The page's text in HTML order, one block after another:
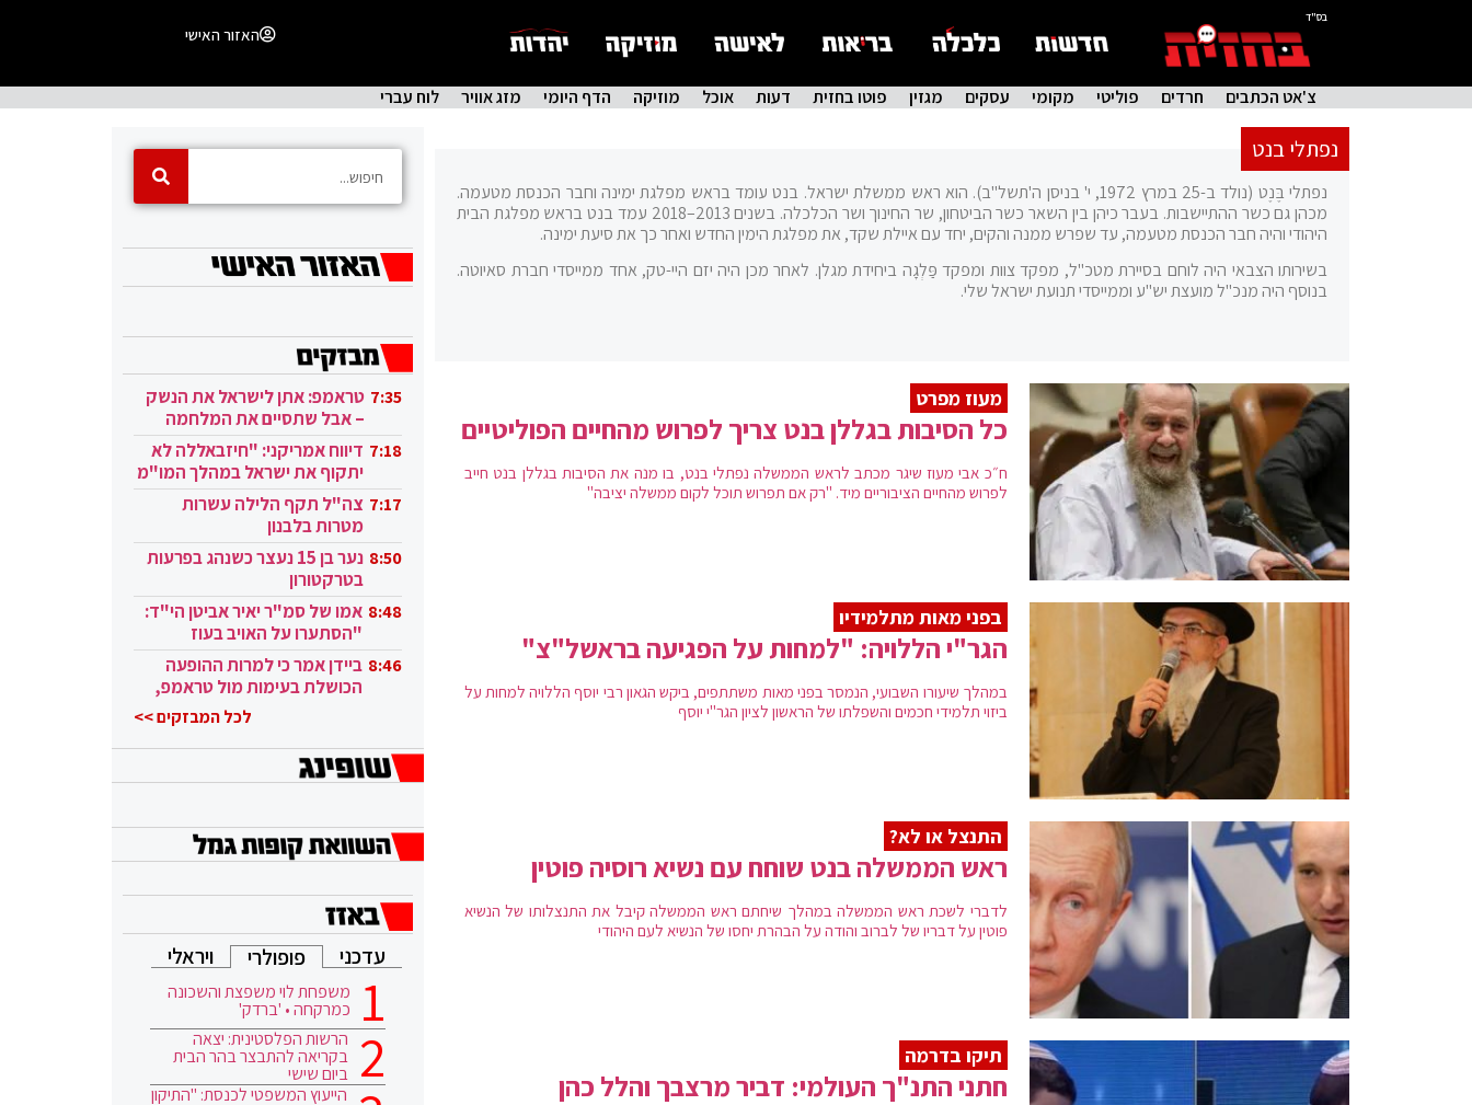
בס"ד
האזור האישי
צ'אט הכתבים חרדים פוליטי מקומי עסקים מגזין פוטו בחזית דעות אוכל מוזיקה הדף היומי מזג אוויר לוח עברי
נפתלי בנט
נפתלי בֶּנֶט (נולד ב-25 במרץ 1972, י' בניסן ה'תשל"ב). הוא ראש ממשלת ישראל. בנט עומד בראש מפלגת ימינה וחבר הכנסת מטעמה.
מכהן גם כשר ההתיישבות. בעבר כיהן בין השאר כשר הביטחון, שר החינוך ושר הכלכלה. בשנים 2013–2018 עמד בנט בראש מפלגת הבית
היהודי והיה חבר הכנסת מטעמה, עד שפרש ממנה והקים, יחד עם איילת שקד, את מפלגת הימין החדש ואחר כך את סיעת ימינה.
בשירותו הצבאי היה לוחם בסיירת מטכ"ל, מפקד צוות ומפקד פַּלְגָה ביחידת מגלן. לאחר מכן היה יזם היי-טק, אחד ממייסדי חברת סאיוטה.
בנוסף היה מנכ"ל מועצת יש"ע וממייסדי תנועת ישראל שלי.
מעוז מפרט
כל הסיבות בגללן בנט צריך לפרוש מהחיים הפוליטיים
ח״כ אבי מעוז שיגר מכתב לראש הממשלה נפתלי בנט, בו מנה את הסיבות בגללן בנט חייב
לפרוש מהחיים הציבוריים מיד. "רק אם תפרוש תוכל לקום ממשלה יציבה"
בפני מאות מתלמידיו
הגר"י הללויה: "למחות על הפגיעה בראשל"צ"
במהלך שיעורו השבועי, הנמסר בפני מאות משתתפים, ביקש הגאון רבי יוסף הללויה למחות על
ביזוי תלמידי חכמים והשפלתו של הראשון לציון הגר"י יוסף
התנצל או לא?
ראש הממשלה בנט שוחח עם נשיא רוסיה פוטין
לדברי לשכת ראש הממשלה במהלך שיחתם ראש הממשלה קיבל את התנצלותו של הנשיא
פוטין על דבריו של לברוב והודה על הבהרת יחסו של הנשיא לעם היהודי
תיקו בדרמה
חתני התנ"ך העולמי: דביר מרצבך והלל כהן
7:35 טראמפ: אתן לישראל את הנשק
– אבל שתסיים את המלחמה
בעזה 7:18 דיווח אמריקני: "חיזבאללה לא
יתקוף את ישראל במהלך המו"מ
בקטאר" 7:17 צה"ל תקף הלילה עשרות
מטרות בלבנון
8:50
נער בן 15 נעצר כשנהג בפרעות
בטרקטורון
8:48 אמו של סמ"ר יאיר אביטן הי"ד:
"הסתערו על האויב בעוז
ובגבורה" 8:46 ביידן אמר כי למרות ההופעה
הכושלת בעימות מול טראמפ,
לכל המבזקים >>
עדכני פופולרי ויראלי
משפחת לוי משפצת והשכונה
כמרקחה • 'ברדק'
הרשות הפלסטינית: יצאה
בקריאה להתבצר בהר הבית
ביום שישי
הייעוץ המשפטי לכנסת: "התיקון